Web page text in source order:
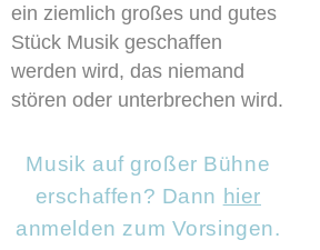
ein ziemlich großes und gutes
Stück Musik geschaffen
werden wird, das niemand
stören oder unterbrechen wird.
Musik auf großer Bühne
erschaffen? Dann hier
anmelden zum Vorsingen.